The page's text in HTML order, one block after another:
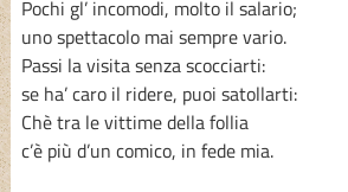
Pochi gl’ incomodi, molto il salario;
uno spettacolo mai sempre vario.
Passi la visita senza scocciarti:
se ha’ caro il ridere, puoi satollarti:
Chè tra le vittime della follia
c’è più d’un comico, in fede mia.